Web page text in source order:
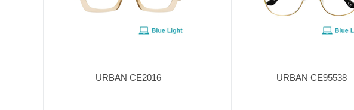
URBAN CE2016 URBAN CE95538